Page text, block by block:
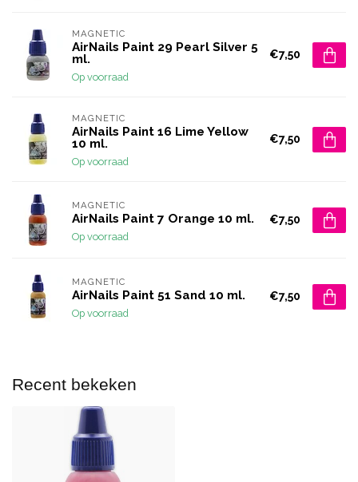
MAGNETIC
AirNails Paint 29 Pearl Silver 5
ml.
Op voorraad
€7,50
MAGNETIC
AirNails Paint 16 Lime Yellow
10 ml.
Op voorraad
€7,50
MAGNETIC
AirNails Paint 7 Orange 10 ml.
Op voorraad
€7,50
MAGNETIC
AirNails Paint 51 Sand 10 ml.
Op voorraad
€7,50
Recent bekeken